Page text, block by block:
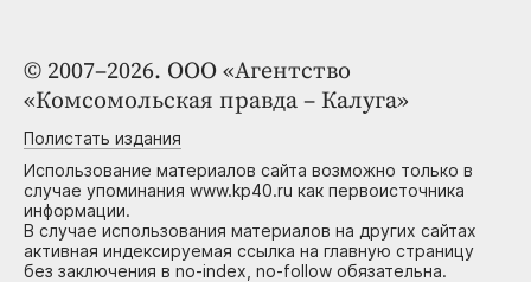
© 2007–2026. ООО «Агентство
«Комсомольская правда – Калуга»
Полистать издания
Использование материалов сайта возможно только в
случае упоминания www.kp40.ru как первоисточника
информации.
В случае использования материалов на других сайтах
активная индексируемая ссылка на главную страницу
без заключения в no-index, no-follow обязательна.